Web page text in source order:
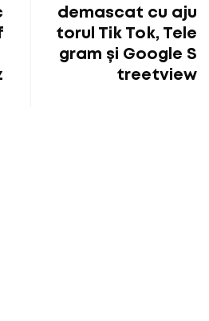
demascat cu aju
torul Tik Tok, Tele
gram și Google S
treetview